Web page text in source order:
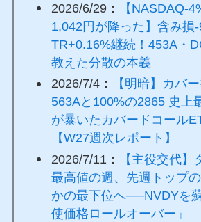
2026/6/29：
【NASDAQ-
1,042円が降った】含み損
TR+0.16%継続！453A・
教えた分散の本義
2026/7/4：
【明暗】カバ
563Aと100%の2865 史上
が暴いたカバードコール
【W27週次レポート】
2026/7/11：
【主役交代
最高値の週、先週トップ
かの最下位へ──NVDYを
使価格ロールオーバー」